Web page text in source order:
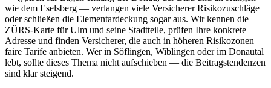
wie dem Eselsberg — verlangen viele Versicherer Risikozuschläge
oder schließen die Elementardeckung sogar aus. Wir kennen die
ZÜRS-Karte für Ulm und seine Stadtteile, prüfen Ihre konkrete
Adresse und finden Versicherer, die auch in höheren Risikozonen
faire Tarife anbieten. Wer in Söflingen, Wiblingen oder im Donautal
lebt, sollte dieses Thema nicht aufschieben — die Beitragstendenzen
sind klar steigend.